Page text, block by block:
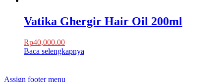
Vatika Ghergir Hair Oil 200ml
Rp40,000.00
Baca selengkapnya
Assign footer menu